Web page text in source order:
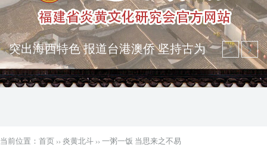
突出海西特色 报道台港澳侨 坚持古为
今用 力求雅俗共赏
弘扬优秀文化 振奋民族精神 介绍民族
瑰宝 宣传中华精英
当前位置： 首页 ›› 炎黄北斗 ›› 一粥一饭 当思来之不易